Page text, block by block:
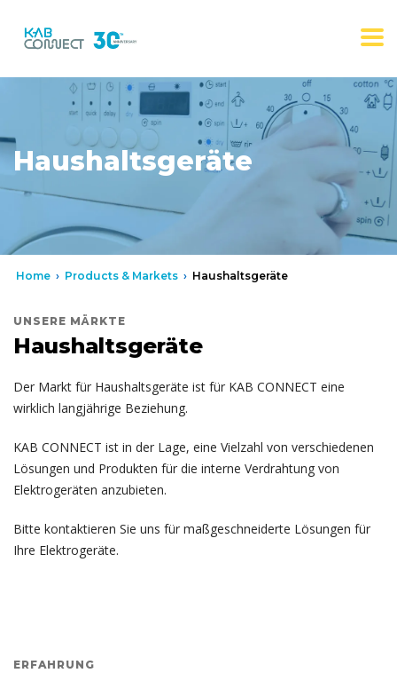
Haushaltsgeräte
Home › Products & Markets › Haushaltsgeräte
UNSERE MÄRKTE
Haushaltsgeräte
Der Markt für Haushaltsgeräte ist für KAB CONNECT eine
wirklich langjährige Beziehung.
KAB CONNECT ist in der Lage, eine Vielzahl von verschiedenen
Lösungen und Produkten für die interne Verdrahtung von
Elektrogeräten anzubieten.
Bitte kontaktieren Sie uns für maßgeschneiderte Lösungen für
Ihre Elektrogeräte.
ERFAHRUNG